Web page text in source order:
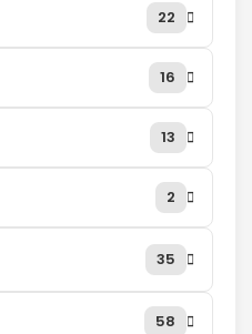
22
16
13
2
35
58